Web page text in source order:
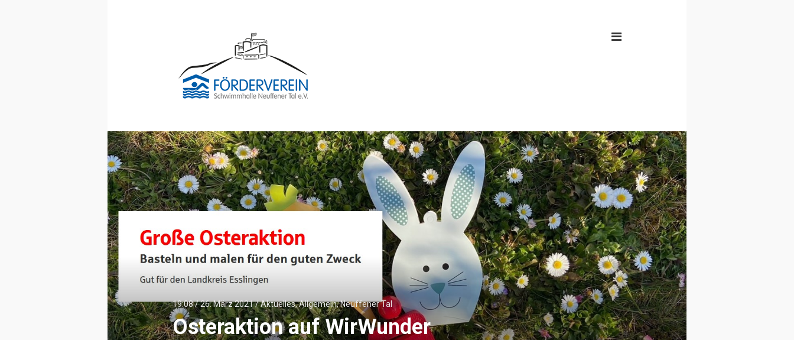
19:08 /26. März 2021/Aktuelles,Allgemein,Neuffener Tal
Osteraktion auf WirWunder